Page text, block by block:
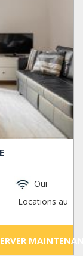
Oui
Locations au